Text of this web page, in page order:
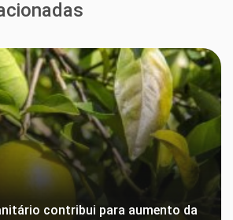
contribui para aumento da